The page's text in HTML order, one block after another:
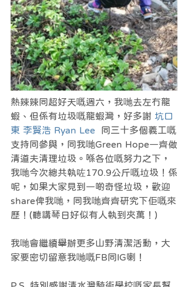
熱辣辣同超好天嘅週六，我哋去左冇龍
蝦、但係有垃圾嘅龍蝦灣，好多謝 坑口
東 李賢浩 Ryan Lee
  同三十多個義工嘅
支持同參與，同我哋Green Hope一齊做
清道夫清理垃圾。喺各位嘅努力之下，
我哋今次總共執咗170.9公斤嘅垃圾！係
呢，如果大家見到一啲奇怪垃圾，歡迎
share俾我哋，同我哋齊齊研究下佢嘅來
歷！(聽講琴日好似有人執到夾萬！)
我哋會繼續舉辦更多山野清潔活動，大
家要密切留意我哋嘅FB同IG喇！